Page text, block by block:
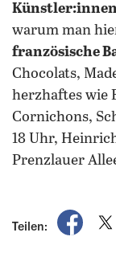
warum man
französische
Chocolats,
herzhaftes wie
Cornichons,
18 Uhr,
Prenzlauer
Teilen:
auf